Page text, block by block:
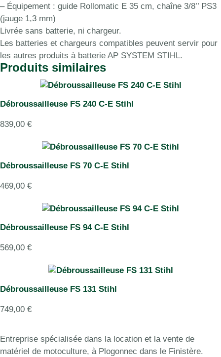
– Équipement : guide Rollomatic E 35 cm, chaîne 3/8’’ PS3
(jauge 1,3 mm)
Livrée sans batterie, ni chargeur.
Les batteries et chargeurs compatibles peuvent servir pour
les autres produits à batterie AP SYSTEM STIHL.
Produits similaires
Débroussailleuse FS 240 C-E Stihl
839,00 €
Débroussailleuse FS 70 C-E Stihl
469,00 €
Débroussailleuse FS 94 C-E Stihl
569,00 €
Débroussailleuse FS 131 Stihl
749,00 €
Entreprise spécialisée dans la location et la vente de
matériel de motoculture, à Plogonnec dans le Finistère.